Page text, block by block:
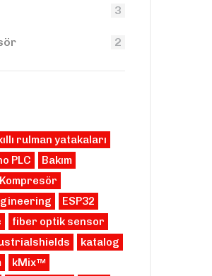
3
2
rulman yatakaları
PLC
Bakım
ESP32
fiber optik sensor
katalog
kMix™